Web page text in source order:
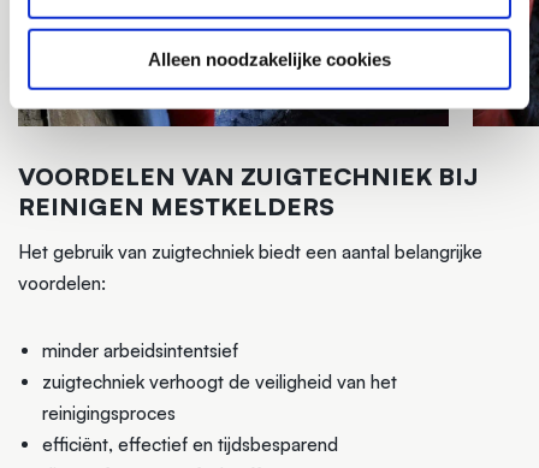
Alleen noodzakelijke cookies
VOORDELEN VAN ZUIGTECHNIEK BIJ
REINIGEN MESTKELDERS
Het gebruik van zuigtechniek biedt een aantal belangrijke
voordelen:
minder arbeidsintentsief
zuigtechniek verhoogt de veiligheid van het
reinigingsproces
efficiënt, effectief en tijdsbesparend